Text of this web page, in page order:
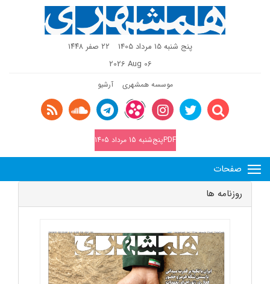
پنج شنبه 15 مرداد 1405
٢٢ صفر ١٤٤٨
2026 Aug 06
موسسه همشهری آرشیو
PDFپنج‌شنبه 15 مرداد 1405
صفحات
روزنامه ها